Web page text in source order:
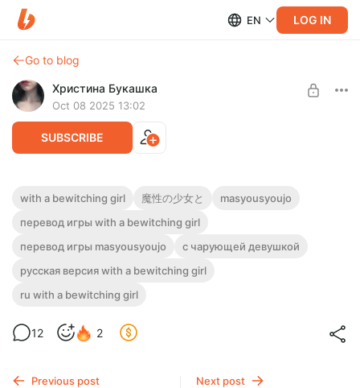
EN LOG IN
Go to blog
Христина Букашка
Oct 08 2025 13:02
SUBSCRIBE
Перевод With a Bewitching Girl...
Перевод игры With a Bewitching Girl...
Level required:
SUBSCRIBE
with a bewitching girl 魔性の少女と
masyousyoujo
перевод игры with a bewitching girl
перевод игры masyousyoujo
с чарующей девушкой
русская версия with a bewitching girl
ru with a bewitching girl
12 2
Previous post
Next post